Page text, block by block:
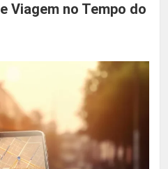
Viagem no Tempo do